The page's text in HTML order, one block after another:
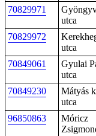
70829971
utca
70829972
utca
70849061
Gyulai
utca
70849230
Mátyás
utca
96850863
Móricz